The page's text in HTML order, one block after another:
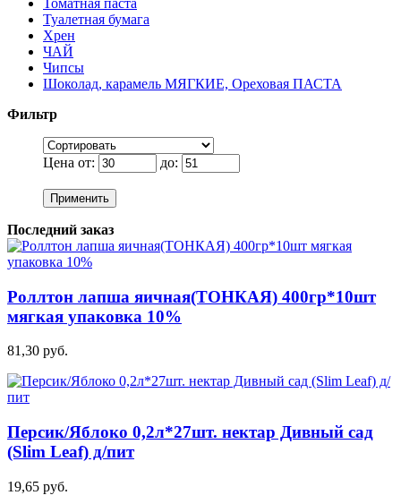
Томатная паста
Туалетная бумага
Хрен
ЧАЙ
Чипсы
Шоколад, карамель МЯГКИЕ, Ореховая ПАСТА
Фильтр
Цена от: до:
Применить
Последний заказ
Роллтон лапша яичная(ТОНКАЯ) 400гр*10шт
мягкая упаковка 10%
81,30 руб.
Персик/Яблоко 0,2л*27шт. нектар Дивный сад
(Slim Leaf) д/пит
19,65 руб.